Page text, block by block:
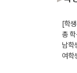
[학
총
남학
여학